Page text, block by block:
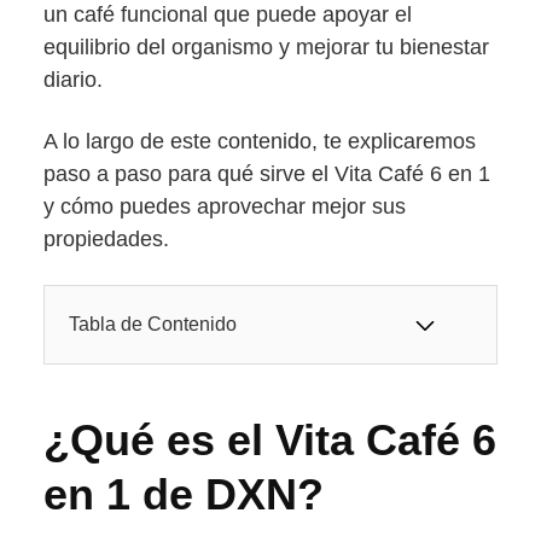
un café funcional que puede apoyar el
equilibrio del organismo y mejorar tu bienestar
diario.
A lo largo de este contenido, te explicaremos
paso a paso para qué sirve el Vita Café 6 en 1
y cómo puedes aprovechar mejor sus
propiedades.
Tabla de Contenido
¿Qué es el Vita Café 6
en 1 de DXN?